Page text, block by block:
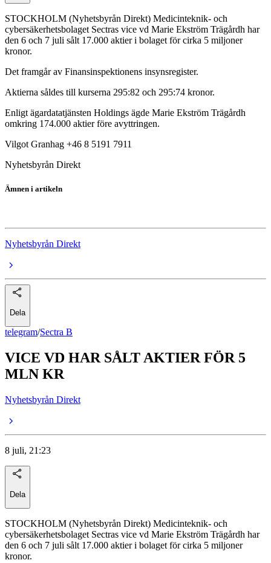
STOCKHOLM (Nyhetsbyrån Direkt) Medicinteknik- och
cybersäkerhetsbolaget Sectras vice vd Marie Ekström Trägårdh har
den 6 och 7 juli sålt 17.000 aktier i bolaget för cirka 5 miljoner
kronor.
Det framgår av Finansinspektionens insynsregister.
Aktierna såldes till kurserna 295:82 och 295:74 kronor.
Enligt ägardatatjänsten Holdings ägde Marie Ekström Trägårdh
omkring 174.000 aktier före avyttringen.
Vilgot Granhag +46 8 5191 7911
Nyhetsbyrån Direkt
Ämnen i artikeln
Nyhetsbyrån Direkt
Dela
telegram/Sectra B
VICE VD HAR SÅLT AKTIER FÖR 5
MLN KR
Nyhetsbyrån Direkt
8 juli, 21:23
Dela
STOCKHOLM (Nyhetsbyrån Direkt) Medicinteknik- och
cybersäkerhetsbolaget Sectras vice vd Marie Ekström Trägårdh har
den 6 och 7 juli sålt 17.000 aktier i bolaget för cirka 5 miljoner
kronor.